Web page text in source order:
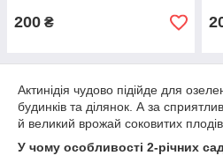
200 ₴
Актинідія чудово підійде для
будинків та ділянок. А за
й великий врожай соковитих плодів.
У чому особливості 2-річних